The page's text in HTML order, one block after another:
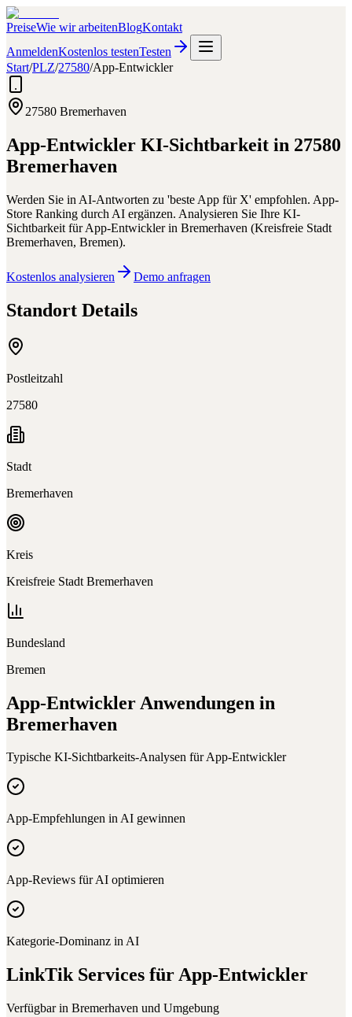
PreiseWie wir arbeitenBlogKontakt
AnmeldenKostenlos testenTesten
Start/PLZ/27580/App-Entwickler
27580 Bremerhaven
App-Entwickler KI-Sichtbarkeit in 27580
Bremerhaven
Werden Sie in AI-Antworten zu 'beste App für X' empfohlen. App-
Store Ranking durch AI ergänzen. Analysieren Sie Ihre KI-
Sichtbarkeit fürApp-Entwicklerin Bremerhaven (Kreisfreie Stadt
Bremerhaven, Bremen).
Kostenlos analysieren Demo anfragen
Standort Details
Postleitzahl
27580
Stadt
Bremerhaven
Kreis
Kreisfreie Stadt Bremerhaven
Bundesland
Bremen
App-Entwickler Anwendungen in
Bremerhaven
Typische KI-Sichtbarkeits-Analysen fürApp-Entwickler
App-Empfehlungen in AI gewinnen
App-Reviews für AI optimieren
Kategorie-Dominanz in AI
LinkTik Services fürApp-Entwickler
Verfügbar in Bremerhaven und Umgebung